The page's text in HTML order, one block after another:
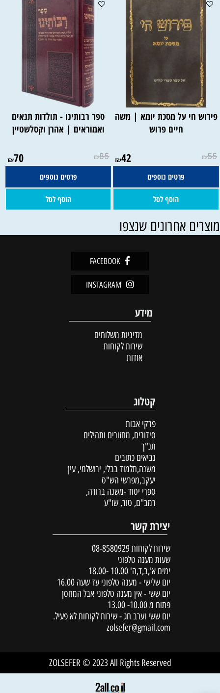
פירוש חי על מסכת יומא | משה
חיים פרוש
₪55
₪42
פרטים נוספים
הוסף לסל
ספר רבותינו - תולדות תנאים
ואמוראים | אהרן וקסלשטיין
₪85
₪70
פרטים נוספים
הוסף לסל
אחרונים שנצפו
FACEBOOK
INSTAGRAM
מידע
מדיניות משלוחים
שירות לקוחות
אודות
קטלוג
פרקי אבות
סידורים, מחזורים ותהילים
תנ"ך
נביאים כתובים
משנה,תלמוד בבלי, ירושלמי, עין
יעקב,מפרשי הש"ס
ספרי יסוד -משנה ברורה,
רמב"ם, טור, שו"ע
יצירת קשר
שירות לקוחות 08-8580929
שעות מענה טלפוני
ימים א',ב,ד,ה' 10.00 -18.00
יום שלישי - מענה טלפוני עד שעה 16.00
יום ששי - אין מענה טלפוני אבל המחסן
פתוח מ 10.00- 13.00
יום ששי וערב חג - שירות לקוחות לא פעיל.
zolsefer@gmail.com
ZOLSEFER © 2023 All Rights Reserved